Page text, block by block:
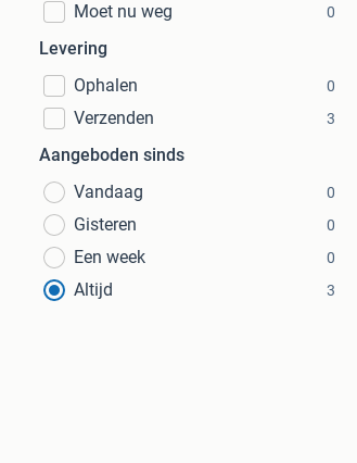
Moet nu weg
0
Levering
Ophalen
0
Verzenden 3
Aangeboden sinds
Vandaag
0
Gisteren 0
Een week 0
Altijd 3